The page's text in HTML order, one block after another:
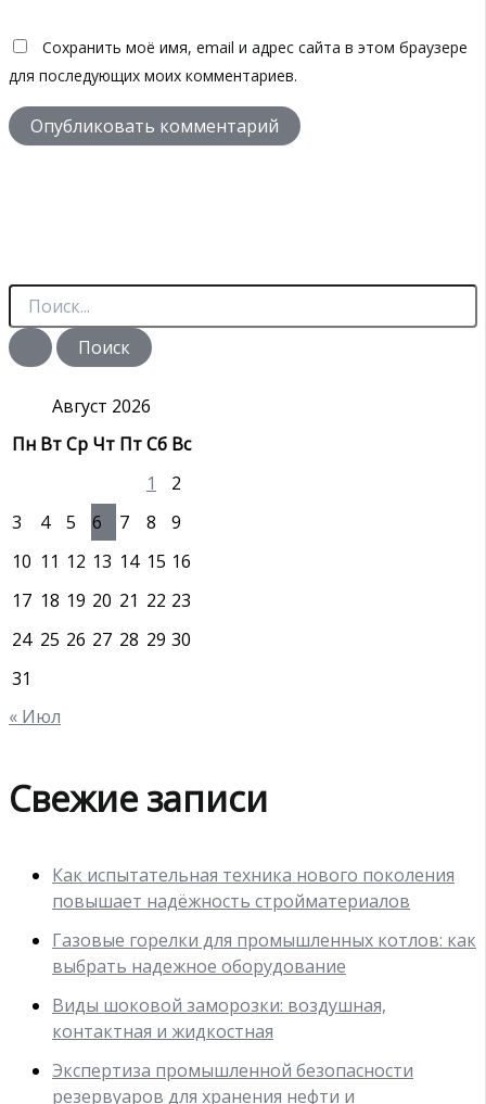
Сохранить моё имя, email и адрес сайта в этом браузере
для последующих моих комментариев.
П
и
с
Август 2026
Пн ВтСр Чт ПтСб Вс
1
2
3
4 5 6 7 8
9
10 11 12 13 14 15 16
17 18 19 20 21 22 23
24 25 26 27 28 29 30
31
« Июл
Свежие записи
Как испытательная техника нового поколения
повышает надёжность стройматериалов
Газовые горелки для промышленных котлов: как
выбрать надежное оборудование
Виды шоковой заморозки: воздушная,
контактная и жидкостная
Экспертиза промышленной безопасности
резервуаров для хранения нефти и